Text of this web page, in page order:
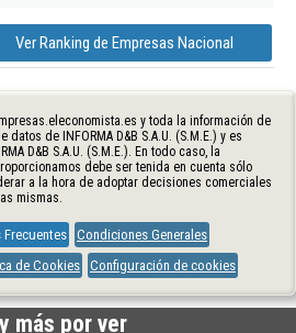
Ver Ranking de Empresas Nacional
y toda la información de
de INFORMA D&B S.A.U. (S.M.E.) y es
D&B S.A.U. (S.M.E.). En todo caso, la
debe ser tenida en cuenta sólo
a la hora de adoptar decisiones comerciales
mismas.
Frecuentes
Condiciones Generales
de Cookies Configuración de cookies
más por ver